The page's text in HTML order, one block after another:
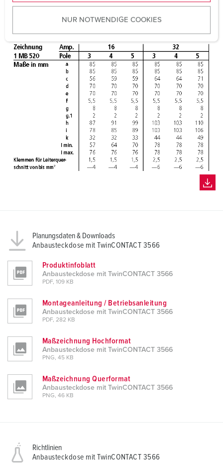
u
w
a
h
l
NUR NOTWENDIGE COOKIES
Planungsdaten & Downloads
Anbausteckdose mit TwinCONTACT 3566
Produktinfoblatt
Anbausteckdose mit TwinCONTACT 3566
PDF, 109 KB
Montageanleitung / Betriebsanleitung
Anbausteckdose mit TwinCONTACT 3566
PDF, 282 KB
Maßzeichnung Hochformat
Anbausteckdose mit TwinCONTACT 3566
PNG, 45 KB
Maßzeichnung Querformat
Anbausteckdose mit TwinCONTACT 3566
PNG, 46 KB
Richtlinien
Anbausteckdose mit TwinCONTACT 3566